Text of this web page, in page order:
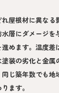
屋根材に異なる
層にダメージを
めます。温度差
装の劣化と金属
じ築年数でも地
ます。